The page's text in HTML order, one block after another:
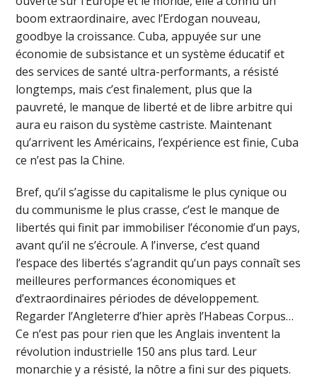
boom extraordinaire, avec l’Erdogan nouveau,
goodbye la croissance. Cuba, appuyée sur une
économie de subsistance et un système éducatif et
des services de santé ultra-performants, a résisté
longtemps, mais c’est finalement, plus que la
pauvreté, le manque de liberté et de libre arbitre qui
aura eu raison du système castriste. Maintenant
qu’arrivent les Américains, l’expérience est finie, Cuba
ce n’est pas la Chine.
Bref, qu’il s’agisse du capitalisme le plus cynique ou
du communisme le plus crasse, c’est le manque de
libertés qui finit par immobiliser l’économie d’un pays,
avant qu’il ne s’écroule. A l’inverse, c’est quand
l’espace des libertés s’agrandit qu’un pays connaît ses
meilleures performances économiques et
d’extraordinaires périodes de développement.
Regarder l’Angleterre d’hier après l’Habeas Corpus…
Ce n’est pas pour rien que les Anglais inventent la
révolution industrielle 150 ans plus tard. Leur
monarchie y a résisté, la nôtre a fini sur des piquets.